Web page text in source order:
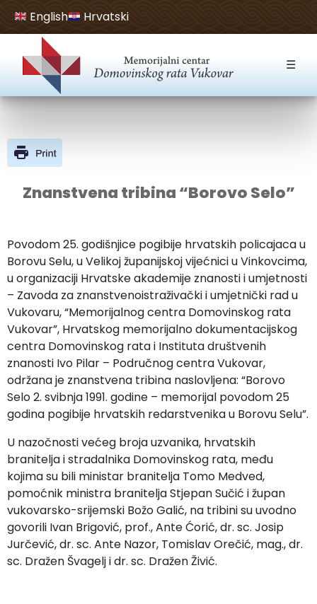
Open toolbar
English Hrvatski
☰
Znanstvena tribina “Borovo Selo”
Povodom 25. godišnjice pogibije hrvatskih policajaca u
Borovu Selu, u Velikoj županijskoj vijećnici u Vinkovcima,
u organizaciji Hrvatske akademije znanosti i umjetnosti
– Zavoda za znanstvenoistraživački i umjetnički rad u
Vukovaru, “Memorijalnog centra Domovinskog rata
Vukovar”, Hrvatskog memorijalno dokumentacijskog
centra Domovinskog rata i Instituta društvenih
znanosti Ivo Pilar – Područnog centra Vukovar,
održana je znanstvena tribina naslovljena: “Borovo
Selo 2. svibnja 1991. godine – memorijal povodom 25
godina pogibije hrvatskih redarstvenika u Borovu Selu”.
U nazočnosti većeg broja uzvanika, hrvatskih
branitelja i stradalnika Domovinskog rata, među
kojima su bili ministar branitelja Tomo Medved,
pomoćnik ministra branitelja Stjepan Sučić i župan
vukovarsko-srijemski Božo Galić, na tribini su uvodno
govorili Ivan Brigović, prof., Ante Ćorić, dr. sc. Josip
Jurčević, dr. sc. Ante Nazor, Tomislav Orečić, mag., dr.
sc. Dražen Švagelj i dr. sc. Dražen Živić.